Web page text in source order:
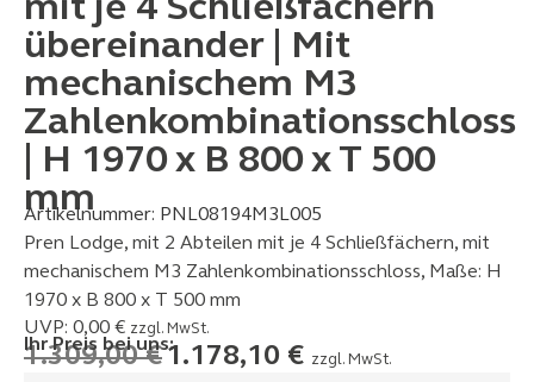
mit je 4 Schließfächern
übereinander | Mit
mechanischem M3
Zahlenkombinationsschloss
| H 1970 x B 800 x T 500
mm
Artikelnummer: PNL08194M3L005
Pren Lodge, mit 2 Abteilen mit je 4 Schließfächern, mit
mechanischem M3 Zahlenkombinationsschloss, Maße: H
1970 x B 800 x T 500 mm
UVP: 0,00 € zzgl. MwSt.
Ihr Preis bei uns:
1.309,00€1.178,10 € zzgl. MwSt.